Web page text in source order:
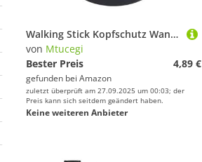
Walking Stick Kopfschutz Wandermasten Ersatztipp Trekking Sticks Endabdeckung Pads Pads Pad Puffer
von Mtucegi
Bester Preis
4,89 €
gefunden bei Amazon
zuletzt überprüft am 27.09.2025 um 00:03; der
Preis kann sich seitdem geändert haben.
Keine weiteren Anbieter